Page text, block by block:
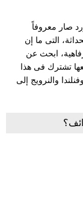
صار معروفاً
التى ما إن
ابحث عن
تشترك فى هذا
والنرويج إلى